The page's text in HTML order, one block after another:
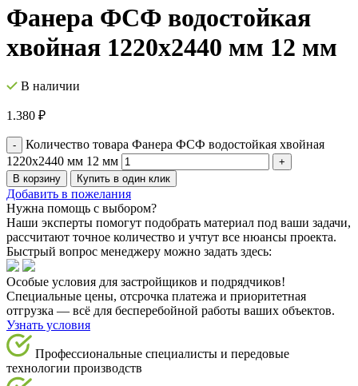
Фанера ФСФ водостойкая
хвойная 1220х2440 мм 12 мм
В наличии
1.380 ₽
Количество товара Фанера ФСФ водостойкая хвойная
1220х2440 мм 12 мм
В корзину Купить в один клик
Добавить в пожелания
Нужна помощь с выбором?
Наши эксперты помогут подобрать материал под ваши задачи,
рассчитают точное количество и учтут все нюансы проекта.
Быстрый вопрос менеджеру можно задать здесь:
Особые условия для застройщиков и подрядчиков!
Специальные цены, отсрочка платежа и приоритетная
отгрузка — всё для бесперебойной работы ваших объектов.
Узнать условия
Профессиональные специалисты и передовые
технологии производств